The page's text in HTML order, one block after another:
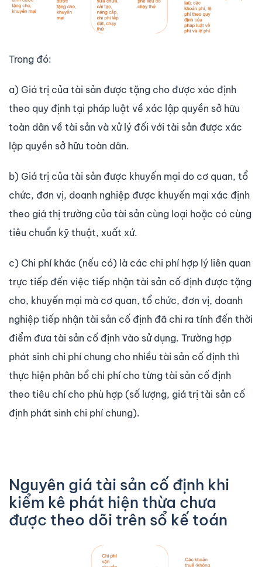
Trong đó:
a) Giá trị của tài sản được tặng cho được xác định
theo quy định tại pháp luật về xác lập quyền sở hữu
toàn dân về tài sản và xử lý đối với tài sản được xác
lập quyền sở hữu toàn dân.
b) Giá trị của tài sản được khuyến mại do cơ quan, tổ
chức, đơn vị, doanh nghiệp được khuyến mại xác định
theo giá thị trường của tài sản cùng loại hoặc có cùng
tiêu chuẩn kỹ thuật, xuất xứ.
c) Chi phí khác (nếu có) là các chi phí hợp lý liên quan
trực tiếp đến việc tiếp nhận tài sản cố định được tặng
cho, khuyến mại mà cơ quan, tổ chức, đơn vị, doanh
nghiệp tiếp nhận tài sản cố định đã chi ra tính đến thời
điểm đưa tài sản cố định vào sử dụng. Trường hợp
phát sinh chi phí chung cho nhiều tài sản cố định thì
thực hiện phân bổ chi phí cho từng tài sản cố định
theo tiêu chí cho phù hợp (số lượng, giá trị tài sản cố
định phát sinh chi phí chung).
Nguyên giá tài sản cố định khi
kiểm kê phát hiện thừa chưa
được theo dõi trên sổ kế toán